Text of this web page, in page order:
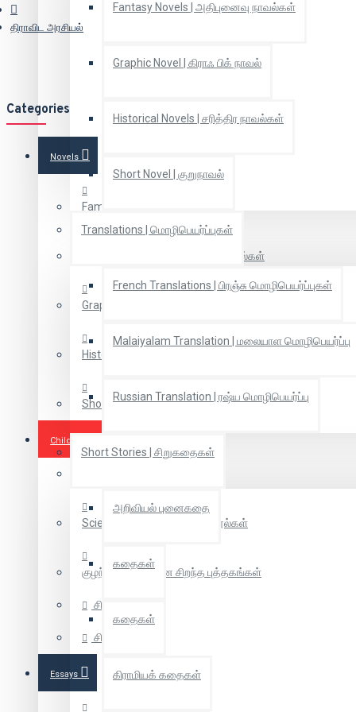
Fantasy Novels | அதிபுனைவு நாவல்கள்
Graphic Novel | கிராஃ பிக் நாவல்
Historical Novels | சரித்திர நாவல்கள்
Short Novel | குறுநாவல்
Translations | மொழிபெயர்ப்புகள்
French Translations | பிரஞ்சு மொழிபெயர்ப்புகள்
Malaiyalam Translation | மலையாள மொழிபெயர்ப்பு
Russian Translation | ரஷ்ய மொழிபெயர்ப்பு
Short Stories | சிறுகதைகள்
அறிவியல் புனைகதை
கதைகள்
கதைகள்
கிராமியக் கதைகள்
திராவிட அரசியல்
Categories
Novels
Family novels | குடும்ப நாவல்கள்
Fantasy Novels | அதிபுனைவு நாவல்கள்
Graphic Novel | கிராஃ பிக் நாவல்
Historical Novels | சரித்திர நாவல்கள்
Short Novel | குறுநாவல்
Children Books
Scientific Tamil | அறிவியல் நூல்கள்
குழந்தைகளுக்கான சிறந்த புத்தகங்கள்
சித்திரக்கதை
சிறுவர் கதை
Essays